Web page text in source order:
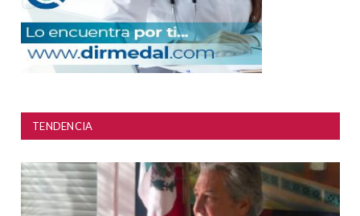
TENDENCIA